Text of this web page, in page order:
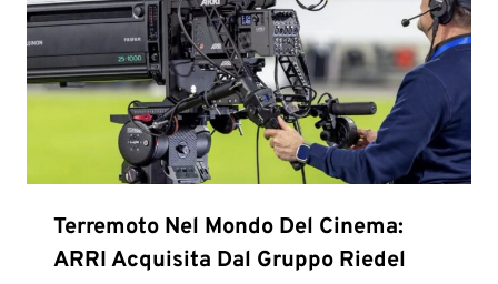
Terremoto Nel Mondo Del Cinema:
ARRI Acquisita Dal Gruppo Riedel